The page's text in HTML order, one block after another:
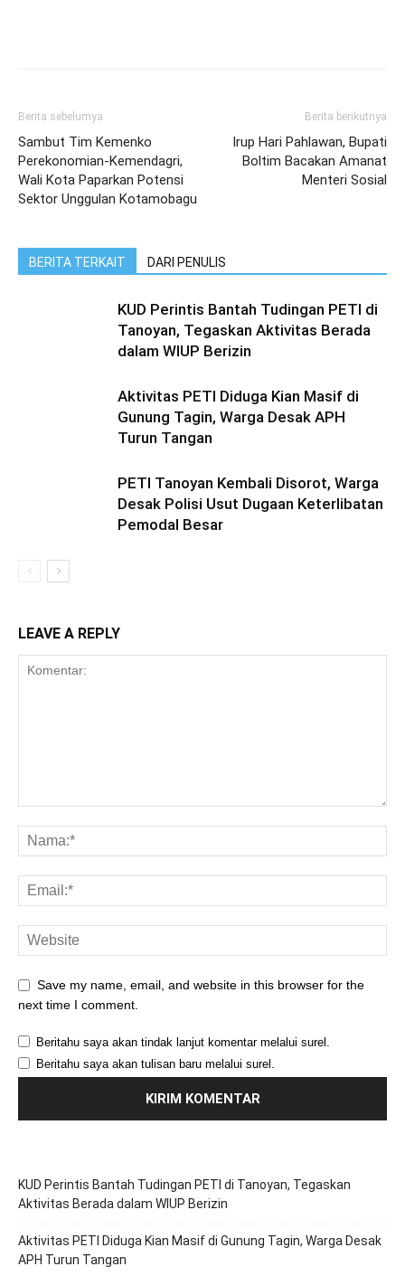
Berita sebelumya
Sambut Tim Kemenko
Perekonomian-Kemendagri,
Wali Kota Paparkan Potensi
Sektor Unggulan Kotamobagu
Berita berikutnya
Irup Hari Pahlawan, Bupati
Boltim Bacakan Amanat
Menteri Sosial
BERITA TERKAIT DARI PENULIS
KUD Perintis Bantah Tudingan PETI di
Tanoyan, Tegaskan Aktivitas Berada
dalam WIUP Berizin
Aktivitas PETI Diduga Kian Masif di
Gunung Tagin, Warga Desak APH
Turun Tangan
PETI Tanoyan Kembali Disorot, Warga
Desak Polisi Usut Dugaan Keterlibatan
Pemodal Besar
LEAVE A REPLY
Save my name, email, and website in this browser for the
next time I comment.
Beritahu saya akan tindak lanjut komentar melalui surel.
Beritahu saya akan tulisan baru melalui surel.
KUD Perintis Bantah Tudingan PETI di Tanoyan, Tegaskan
Aktivitas Berada dalam WIUP Berizin
Aktivitas PETI Diduga Kian Masif di Gunung Tagin, Warga Desak
APH Turun Tangan